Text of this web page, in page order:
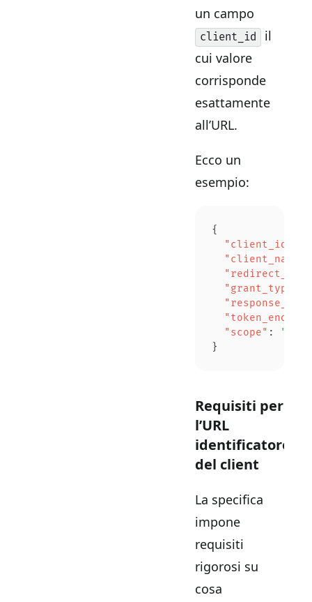
un campo
client_id
il
cui valore
corrisponde
esattamente
all’URL.
Ecco un
esempio:
{
  "client_id"
  "client_name"
  "grant_types"
  "scope"
:
}
Requisiti per
l’URL
identificatore
del client
La specifica
impone
requisiti
rigorosi su
cosa